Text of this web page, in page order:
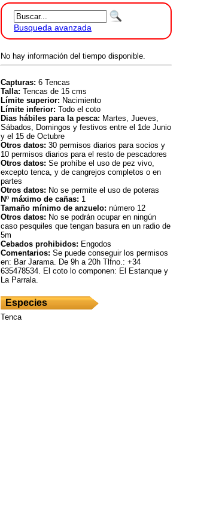
Busqueda avanzada
No hay información del tiempo disponible.
Capturas: 6 Tencas
Talla: Tencas de 15 cms
Límite superior: Nacimiento
Límite inferior: Todo el coto
Dias hábiles para la pesca: Martes, Jueves,
Sábados, Domingos y festivos entre el 1de Junio
y el 15 de Octubre
Otros datos: 30 permisos diarios para socios y
10 permisos diarios para el resto de pescadores
Otros datos: Se prohíbe el uso de pez vivo,
excepto tenca, y de cangrejos completos o en
partes
Otros datos: No se permite el uso de poteras
Nº máximo de cañas: 1
Tamaño mínimo de anzuelo: número 12
Otros datos: No se podrán ocupar en ningún
caso pesquiles que tengan basura en un radio de
5m
Cebados prohibidos: Engodos
Comentarios: Se puede conseguir los permisos
en: Bar Jarama. De 9h a 20h Tlfno.: +34
635478534. El coto lo componen: El Estanque y
La Parrala.
Especies
Tenca